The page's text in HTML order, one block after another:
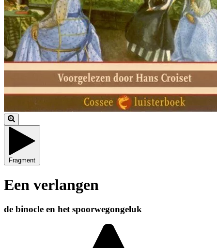
Fragment
Een verlangen
de binocle en het spoorwegongeluk